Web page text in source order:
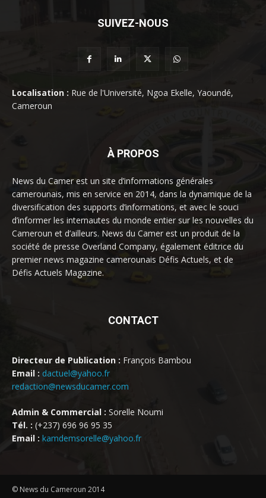
SUIVEZ-NOUS
Localisation : Rue de l'Université, Ngoa Ekelle, Yaoundé,
Cameroun
À PROPOS
News du Camer est un site d’informations générales
camerounais, mis en service en 2014, dans la dynamique de la
diversification des supports d’informations, et avec le souci
d’informer les internautes du monde entier sur les nouvelles du
Cameroun et d’ailleurs. News du Camer est un produit de la
société de presse Overland Company, également éditrice du
premier news magazine camerounais Défis Actuels, et de
Défis Actuels Magazine.
CONTACT
Directeur de Publication : François Bambou
Email : dactuel@yahoo.fr
redaction@newsducamer.com
Admin & Commercial : Sorelle Noumi
Tél. : (+237) 696 96 95 35
Email : kamdemsorelle@yahoo.fr
© News du Cameroun 2014